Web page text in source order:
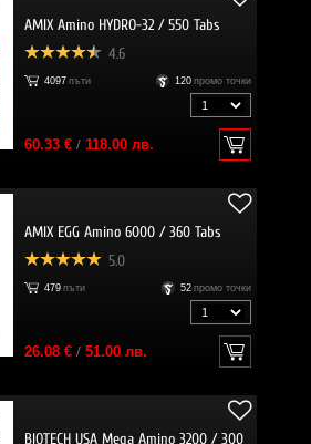
AMIX Amino HYDRO-32 / 550 Tabs
4.6
4097 пъти 120 промо точки
60.33 €/ 118.00 лв.
AMIX EGG Amino 6000 / 360 Tabs
5.0
479 пъти 52 промо точки
26.08 €/ 51.00 лв.
BIOTECH USA Mega Amino 3200 / 300